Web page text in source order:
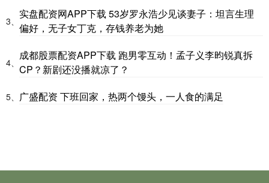
3、
实盘配资网APP下载 53岁罗永浩少见谈妻子：坦言生理
偏好，无子女丁克，存钱养老为她
4、
成都股票配资APP下载 跑男零互动！孟子义李昀锐真拆
CP？新剧还没播就凉了？
5、 广盛配资 下班回家，热两个馒头，一人食的满足